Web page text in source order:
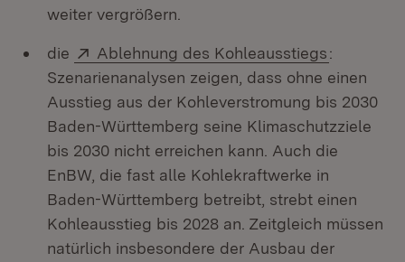
weiter vergrößern.
die Extern:
Ablehnung des Kohleausstiegs(Öffnet in
:
Szenarienanalysen zeigen, dass ohne einen
Ausstieg aus der Kohleverstromung bis 2030
Baden-Württemberg seine Klimaschutzziele
bis 2030 nicht erreichen kann. Auch die
EnBW, die fast alle Kohlekraftwerke in
Baden-Württemberg betreibt, strebt einen
Kohleausstieg bis 2028 an. Zeitgleich müssen
natürlich insbesondere der Ausbau der